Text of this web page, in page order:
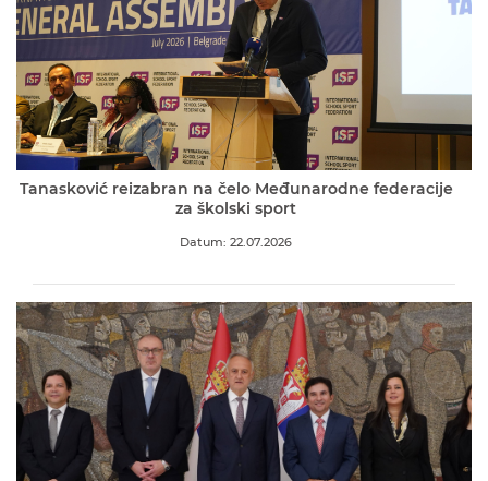
Tanasković reizabran na čelo Međunarodne federacije
za školski sport
Datum: 22.07.2026